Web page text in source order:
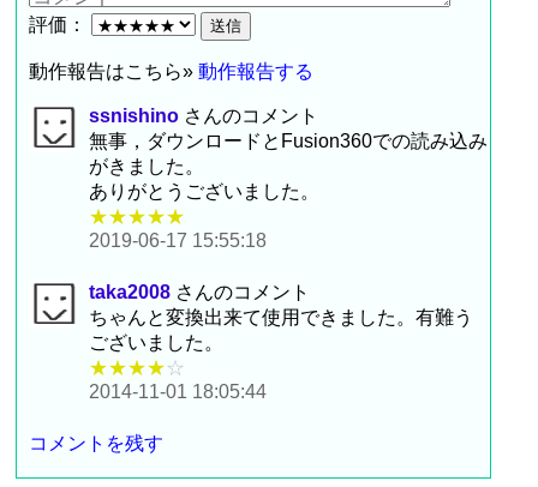
評価：
動作報告はこちら»動作報告する
ssnishino さんのコメント
無事，ダウンロードとFusion360での読み込み
がきました。
ありがとうございました。
★★★★★
2019-06-17 15:55:18
taka2008 さんのコメント
ちゃんと変換出来て使用できました。有難う
ございました。
★★★★☆
2014-11-01 18:05:44
コメントを残す